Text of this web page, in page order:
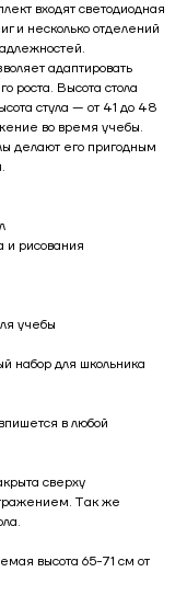
входят светодиодная
и несколько отделений
адаптировать
роста. Высота стола
стула — от 41 до 48
во время учебы.
делают его пригодным
и рисования
учебы
набор для школьника
в любой
сверху
Так же
высота 65-71 см от